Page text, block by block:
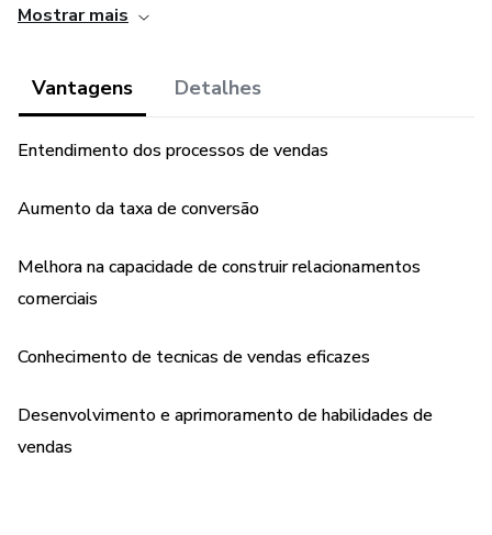
buscam aprimorar suas habilidades.
Mostrar mais
Vantagens Detalhes
Entendimento dos processos de vendas
Aumento da taxa de conversão
Melhora na capacidade de construir relacionamentos
comerciais
Conhecimento de tecnicas de vendas eficazes
Desenvolvimento e aprimoramento de habilidades de
vendas